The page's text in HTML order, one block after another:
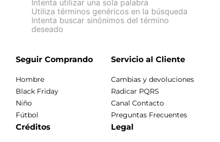
Intenta utilizar una sola palabra
Utiliza términos genéricos en la búsqueda
Intenta buscar sinónimos del término
deseado
Seguir Comprando
Hombre
Black Friday
Niño
Fútbol
Servicio al Cliente
Cambias y devoluciones
Radicar PQRS
Canal Contacto
Preguntas Frecuentes
Créditos Legal